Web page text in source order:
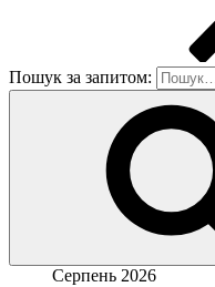
Пошук за запитом:
Серпень 2026